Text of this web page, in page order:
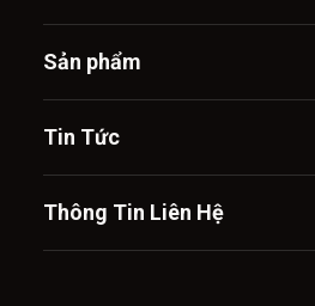
Sản phẩm
Tin Tức
Thông Tin Liên Hệ